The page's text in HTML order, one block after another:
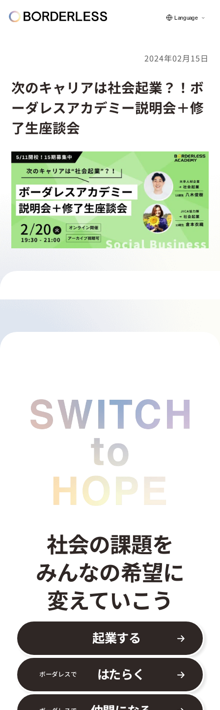
ボーダレスについて
グループの仕組み
ソーシャルビジネス
フェロー紹介
採用情報
プレスルーム
Language
2024年02月15日
次のキャリアは社会起業？！ボ
ーダレスアカデミー説明会＋修
了生座談会
社会の課題を
みんなの希望に
変えていこう
起業する
ボーダレスで はたらく